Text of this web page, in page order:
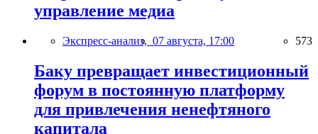
управление медиа
Экспресс-анализ, 07 августа, 17:00 573
Баку превращает инвестиционный
форум в постоянную платформу
для привлечения ненефтяного
капитала